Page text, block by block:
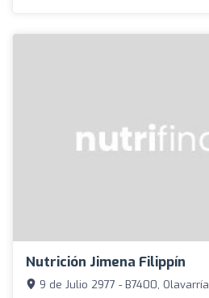
Nutrición Jimena Filippín
9 de Julio 2977 - B7400, Olavarría